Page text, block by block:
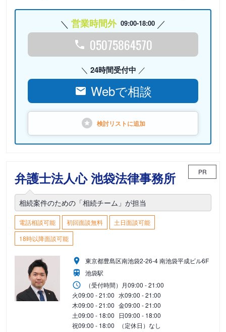
営業時間外 09:00-18:00
05075864570
24時間受付中
Webで相談
検討リストに追加
弁護士法人心 池袋法律事務所 PR
相続案件のための「相続チーム」が担当
電話相談可能 初回面談無料
土日面談可能
18時以降面談可能
東京都豊島区南池袋2-26-4 南池袋平成ビル6F
池袋駅
（受付時間） 月09:00 - 21:00
火09:00 - 21:00 水09:00 - 21:00
木09:00 - 21:00 金09:00 - 21:00
土09:00 - 18:00 日09:00 - 18:00
祝09:00 - 18:00 （定休日）なし